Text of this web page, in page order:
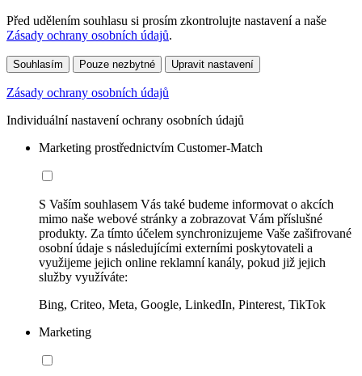
Před udělením souhlasu si prosím zkontrolujte nastavení a naše
Zásady ochrany osobních údajů.
Souhlasím Pouze nezbytné Upravit nastavení
Zásady ochrany osobních údajů
Individuální nastavení ochrany osobních údajů
Marketing prostřednictvím Customer-Match
S Vaším souhlasem Vás také budeme informovat o akcích
mimo naše webové stránky a zobrazovat Vám příslušné
produkty. Za tímto účelem synchronizujeme Vaše zašifrované
osobní údaje s následujícími externími poskytovateli a
využijeme jejich online reklamní kanály, pokud již jejich
služby využíváte:
Bing, Criteo, Meta, Google, LinkedIn, Pinterest, TikTok
Marketing